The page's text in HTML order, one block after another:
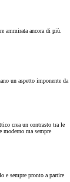
ammirata ancora di più.
un aspetto imponente da
crea un contrasto tra le
moderno ma sempre
e sempre pronto a partire